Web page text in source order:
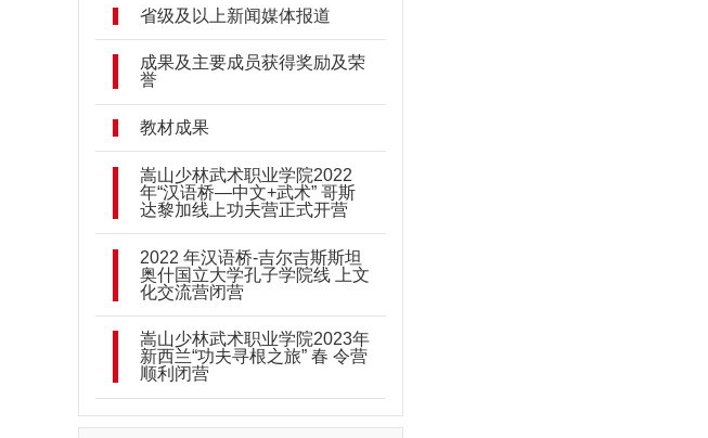
省级及以上新闻媒体报道
成果及主要成员获得奖励及荣
誉
教材成果
嵩山少林武术职业学院2022
年“汉语桥—中文+武术” 哥斯
达黎加线上功夫营正式开营
2022 年汉语桥-吉尔吉斯斯坦
奥什国立大学孔子学院线 上文
化交流营闭营
嵩山少林武术职业学院2023年
新西兰“功夫寻根之旅” 春 令营
顺利闭营